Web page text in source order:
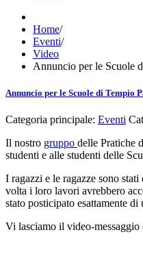
Home/
Eventi/
Video
Annuncio per le Scuole
Annuncio per le Scuole di Tempio
Categoria principale: Eventi
Il nostro gruppo delle Pratiche
studenti e alle studenti delle
I ragazzi e le ragazze sono
volta i loro lavori avrebbero
stato posticipato esattamente di
Vi lasciamo il video-